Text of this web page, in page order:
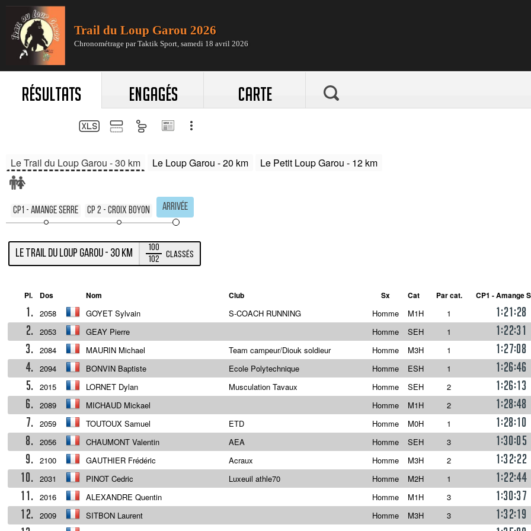
RÉSULTATS ENGAGÉS CARTE
Le Trail du Loup Garou - 30 km Le Loup Garou - 20 km Le Petit Loup Garou - 12 km
CP1 - Amange Serre Cp 2 - Croix Boyon Arrivée
Le Trail du Loup Garou - 30 km
100
102
Classés
Pl. Dos Nom Club Sx Cat Par cat. CP1 - Amange
1. 2058 GOYET Sylvain S-COACH RUNNING Homme M1H 1
1:21:28
2.
2053 GEAY Pierre Homme SEH 1
1:22:31
3.
2084 MAURIN Michael Team campeur/Diouk soldieur Homme M3H 1
1:27:08
4.
2094 BONVIN Baptiste Ecole Polytechnique Homme ESH 1
1:26:46
5.
2015 LORNET Dylan Musculation Tavaux Homme SEH 2
1:26:13
6.
2089 MICHAUD Mickael Homme M1H 2
1:28:48
7.
2059 TOUTOUX Samuel ETD Homme M0H 1
1:28:10
8.
2056 CHAUMONT Valentin AEA Homme SEH 3
1:30:05
9.
2100 GAUTHIER Frédéric Acraux Homme M3H 2
1:32:22
10.
2031 PINOT Cedric Luxeuil athle70 Homme M2H 1
1:22:44
11.
2016 ALEXANDRE Quentin Homme M1H 3
1:30:37
12.
2009 SITBON Laurent Homme M3H 3
1:32:19